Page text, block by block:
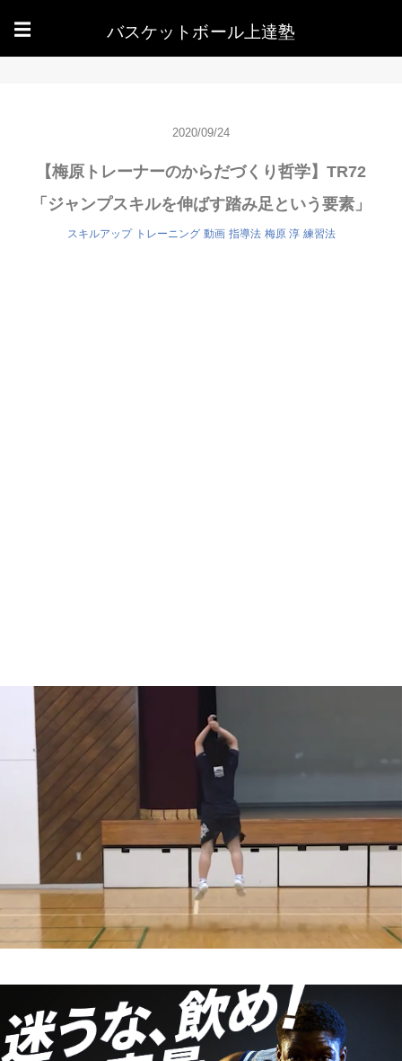
☰ バスケットボール上達塾
2020/09/24
【梅原トレーナーのからだづくり哲学】TR72
「ジャンプスキルを伸ばす踏み足という要素」
スキルアップ トレーニング 動画 指導法 梅原 淳 練習法